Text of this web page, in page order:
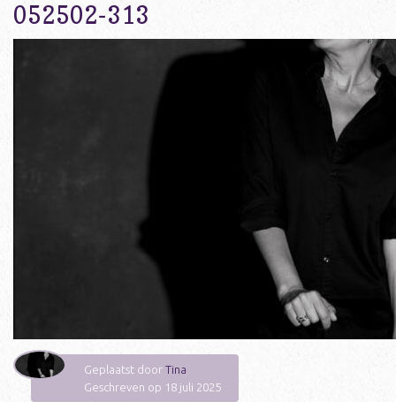
052502-313
Geplaatst door Tina
Geschreven op 18 juli 2025